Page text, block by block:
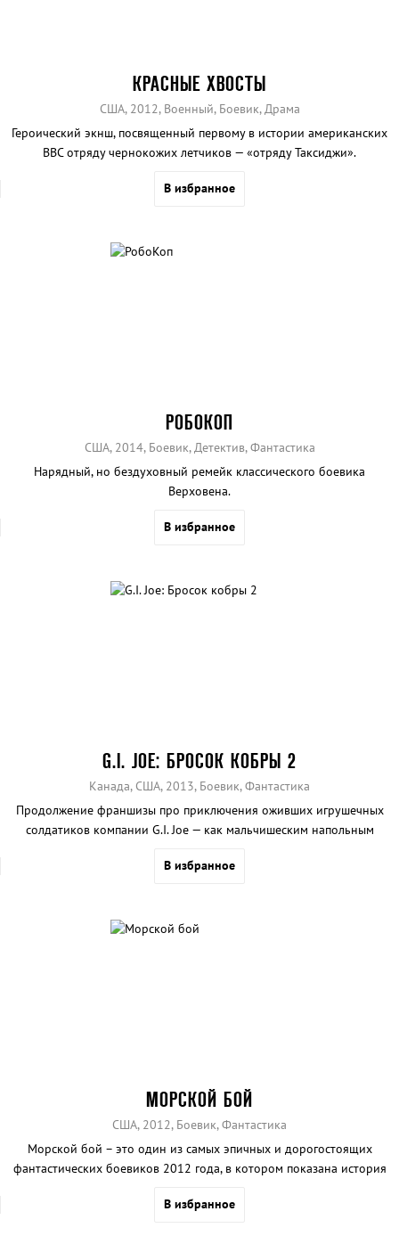
КРАСНЫЕ ХВОСТЫ
США, 2012, Военный, Боевик, Драма
Героический экнш, посвященный первому в истории американских
ВВС отряду чернокожих летчиков — «отряду Таксиджи».
В избранное
РОБОКОП
США, 2014, Боевик, Детектив, Фантастика
Нарядный, но бездуховный ремейк классического боевика
Верховена.
В избранное
G.I. JOE: БРОСОК КОБРЫ 2
Канада, США, 2013, Боевик, Фантастика
Продолжение франшизы про приключения оживших игрушечных
солдатиков компании G.I. Joe — как мальчишеским напольным
В избранное
МОРСКОЙ БОЙ
США, 2012, Боевик, Фантастика
Морской бой – это один из самых эпичных и дорогостоящих
фантастических боевиков 2012 года, в котором показана история
В избранное